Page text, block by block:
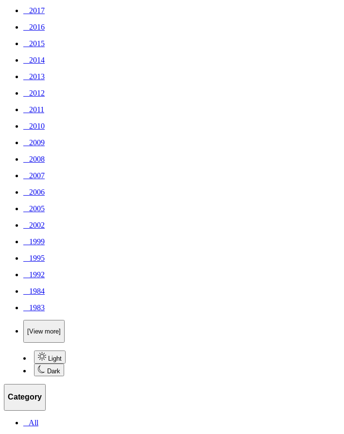
_ 2017
_ 2016
_ 2015
_ 2014
_ 2013
_ 2012
_ 2011
_ 2010
_ 2009
_ 2008
_ 2007
_ 2006
_ 2005
_ 2002
_ 1999
_ 1995
_ 1992
_ 1984
_ 1983
[View more]
Light
Dark
Category
_ All